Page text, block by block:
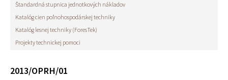
Štandardná stupnica jednotkových nákladov
Katalóg cien poľnohospodárskej techniky
Katalóg lesnej techniky (ForesTek)
Projekty technickej pomoci
2013/OPRH/01